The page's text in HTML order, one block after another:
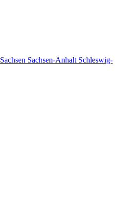
Sachsen Sachsen-Anhalt Schleswig-